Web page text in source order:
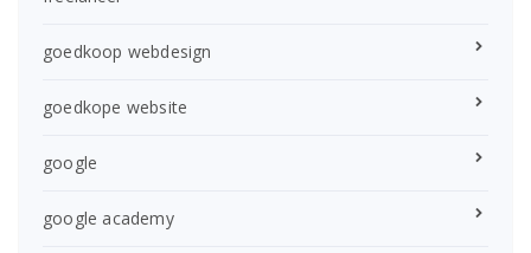
goedkoop webdesign
goedkope website
google
google academy